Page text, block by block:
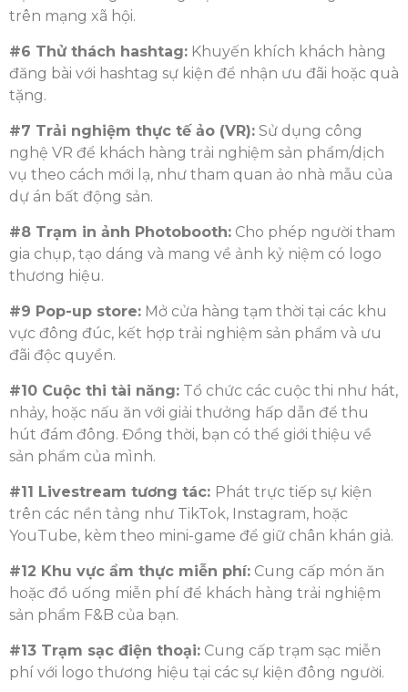
trên mạng xã hội.
#6 Thử thách hashtag: Khuyến khích khách hàng
đăng bài với hashtag sự kiện để nhận ưu đãi hoặc quà
tặng.
#7 Trải nghiệm thực tế ảo (VR): Sử dụng công
nghệ VR để khách hàng trải nghiệm sản phẩm/dịch
vụ theo cách mới lạ, như tham quan ảo nhà mẫu của
dự án bất động sản.
#8 Trạm in ảnh Photobooth: Cho phép người tham
gia chụp, tạo dáng và mang về ảnh kỷ niệm có logo
thương hiệu.
#9 Pop-up store: Mở cửa hàng tạm thời tại các khu
vực đông đúc, kết hợp trải nghiệm sản phẩm và ưu
đãi độc quyền.
#10 Cuộc thi tài năng: Tổ chức các cuộc thi như hát,
nhảy, hoặc nấu ăn với giải thưởng hấp dẫn để thu
hút đám đông. Đồng thời, bạn có thể giới thiệu về
sản phẩm của mình.
#11 Livestream tương tác: Phát trực tiếp sự kiện
trên các nền tảng như TikTok, Instagram, hoặc
YouTube, kèm theo mini-game để giữ chân khán giả.
#12 Khu vực ẩm thực miễn phí: Cung cấp món ăn
hoặc đồ uống miễn phí để khách hàng trải nghiệm
sản phẩm F&B của bạn.
#13 Trạm sạc điện thoại: Cung cấp trạm sạc miễn
phí với logo thương hiệu tại các sự kiện đông người.